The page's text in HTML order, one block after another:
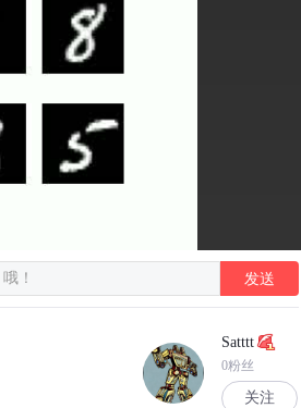
哦！ 发送
Satttt
0粉丝
关注